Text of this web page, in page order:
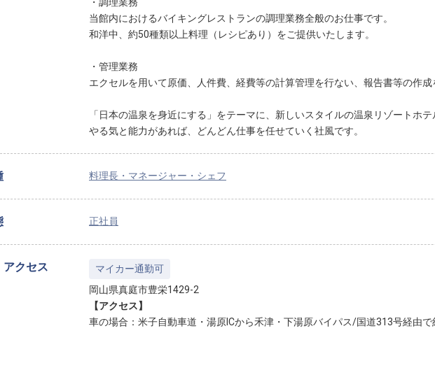
当館内におけるバイキングレストランの調理業務全般のお仕事です。
和洋中、約50種類以上料理（レシピあり）をご提供いたします。
・管理業務
エクセルを用いて原価、人件費、経費等の計算管理を行ない、報告書等の作
「日本の温泉を身近にする」をテーマに、新しいスタイルの温泉リゾートホ
やる気と能力があれば、どんどん仕事を任せていく社風です。
料理長・マネージャー・シェフ
正社員
アクセス
マイカー通勤可
岡山県真庭市豊栄1429-2
【アクセス】
車の場合：米子自動車道・湯原ICから禾津・下湯原バイパス/国道313号経由で